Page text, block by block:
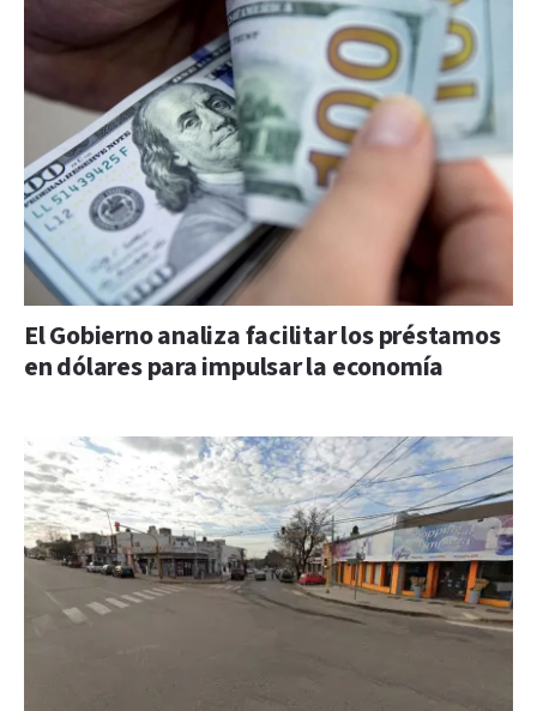
El Gobierno analiza facilitar los préstamos
en dólares para impulsar la economía